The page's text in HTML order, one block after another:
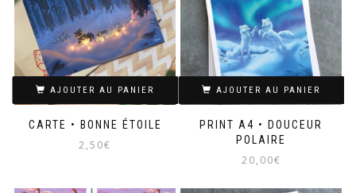
CARTE • BONNE ÉTOILE
2,50€
AJOUTER AU PANIER
PRINT A4 • DOUCEUR
POLAIRE
20,00€
AJOUTER AU PANIER